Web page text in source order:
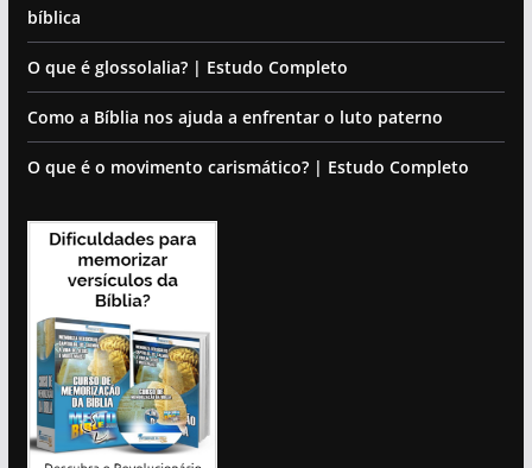
bíblica
O que é glossolalia? | Estudo Completo
Como a Bíblia nos ajuda a enfrentar o luto paterno
O que é o movimento carismático? | Estudo Completo